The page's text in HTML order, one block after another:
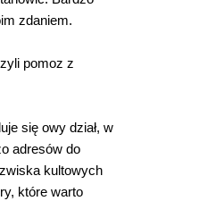
zdaniem.
pomoz z
się owy dział, w
adresów do
kultowych
które warto